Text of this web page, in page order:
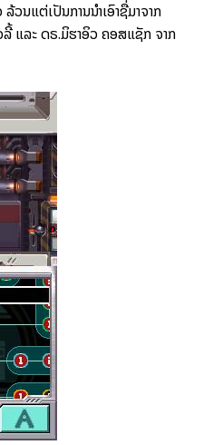
ວນແຕ່ເປັນການນຳເອົາຊື່ມາຈາກ
ແລະ ດຣ.ມິຮາອິວ ຄອສແຊັກ ຈາກ